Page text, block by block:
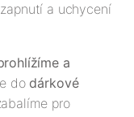
a uchycení
a
do dárkové
pro